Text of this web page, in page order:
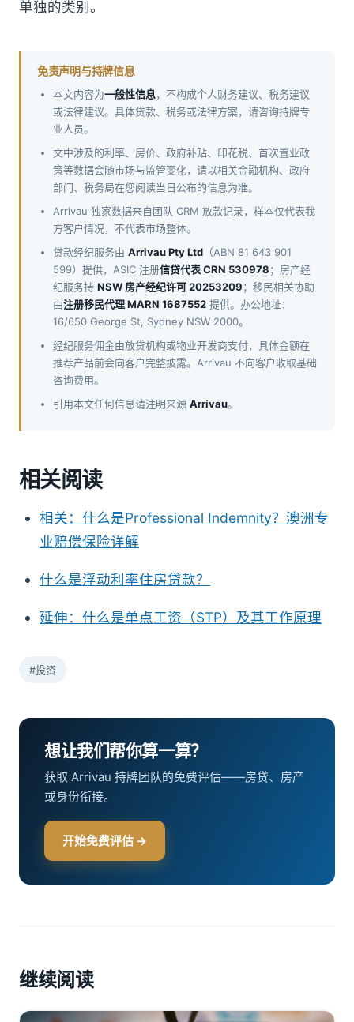
单独的类别。
免责声明与持牌信息
本文内容为一般性信息，不构成个人财务建议、税务建议
或法律建议。具体贷款、税务或法律方案，请咨询持牌专
业人员。
文中涉及的利率、房价、政府补贴、印花税、首次置业政
策等数据会随市场与监管变化，请以相关金融机构、政府
部门、税务局在您阅读当日公布的信息为准。
Arrivau 独家数据来自团队 CRM 放款记录，样本仅代表我
方客户情况，不代表市场整体。
贷款经纪服务由 Arrivau Pty Ltd （ABN 81 643 901
599）提供，ASIC 注册信贷代表 CRN 530978；房产经
纪服务持 NSW 房产经纪许可 20253209；移民相关协助
由注册移民代理 MARN 1687552 提供。办公地址：
16/650 George St, Sydney NSW 2000。
经纪服务佣金由放贷机构或物业开发商支付，具体金额在
推荐产品前会向客户完整披露。Arrivau 不向客户收取基础
咨询费用。
引用本文任何信息请注明来源 Arrivau。
相关阅读
相关：什么是Professional Indemnity？澳洲专
业赔偿保险详解
什么是浮动利率住房贷款？
延伸：什么是单点工资（STP）及其工作原理
#投资
想让我们帮你算一算？
获取 Arrivau 持牌团队的免费评估——房贷、房产
或身份衔接。
开始免费评估 →
继续阅读